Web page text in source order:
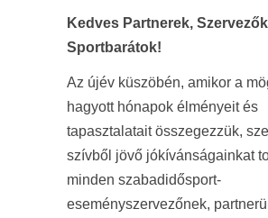
Kedves Partnerek,
Sportbarátok!
Az újév küszöbén, amikor a
hagyott hónapok élményeit és
tapasztalatait összegezzük,
szívből jövő jókívánságainkat
minden szabadidősport-
eseményszervezőnek,